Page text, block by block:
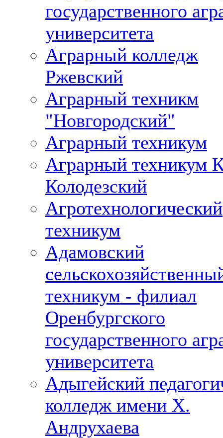
государственного
университета
Аграрный колледж
Ржевский
Аграрный техникм
"Новгородский"
Аграрный техникум
Аграрный техникум
Колодезский
Агротехнологический
техникум
Адамовский
техникум - филиал
Оренбургского
государственного
университета
Адыгейский
колледж имени Х.
Андрухаева